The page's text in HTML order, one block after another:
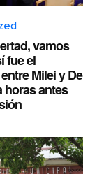
vamos
fue el
Milei y De
horas antes